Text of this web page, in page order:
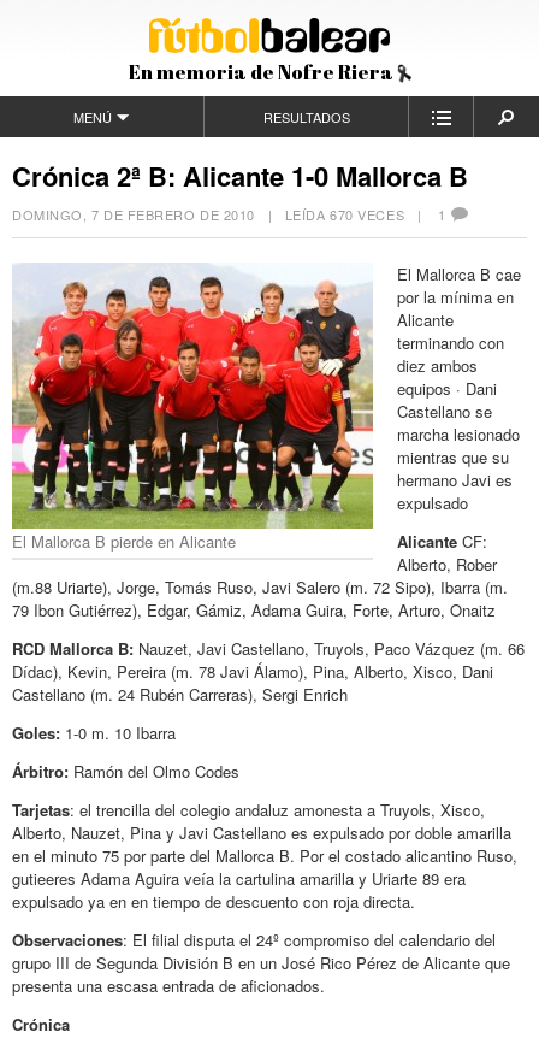
En memoria de Nofre Riera
MENÚ RESULTADOS
Crónica 2ª B: Alicante 1-0 Mallorca B
DOMINGO, 7 DE FEBRERO DE 2010 | LEÍDA 670 VECES | 1
El Mallorca B pierde en Alicante
El Mallorca B cae
por la mínima en
Alicante
terminando con
diez ambos
equipos · Dani
Castellano se
marcha lesionado
mientras que su
hermano Javi es
expulsado
Alicante CF:
Alberto, Rober
(m.88 Uriarte), Jorge, Tomás Ruso, Javi Salero (m. 72 Sipo), Ibarra (m.
79 Ibon Gutiérrez), Edgar, Gámiz, Adama Guira, Forte, Arturo, Onaitz
RCD Mallorca B: Nauzet, Javi Castellano, Truyols, Paco Vázquez (m. 66
Dídac), Kevin, Pereira (m. 78 Javi Álamo), Pina, Alberto, Xisco, Dani
Castellano (m. 24 Rubén Carreras), Sergi Enrich
Goles: 1-0 m. 10 Ibarra
Árbitro: Ramón del Olmo Codes
Tarjetas: el trencilla del colegio andaluz amonesta a Truyols, Xisco,
Alberto, Nauzet, Pina y Javi Castellano es expulsado por doble amarilla
en el minuto 75 por parte del Mallorca B. Por el costado alicantino Ruso,
gutieeres Adama Aguira veía la cartulina amarilla y Uriarte 89 era
expulsado ya en en tiempo de descuento con roja directa.
Observaciones: El filial disputa el 24º compromiso del calendario del
grupo III de Segunda División B en un José Rico Pérez de Alicante que
presenta una escasa entrada de aficionados.
Crónica